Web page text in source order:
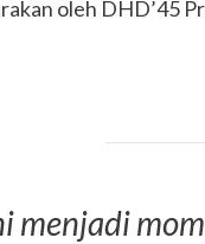
oleh DHD’45
menjadi